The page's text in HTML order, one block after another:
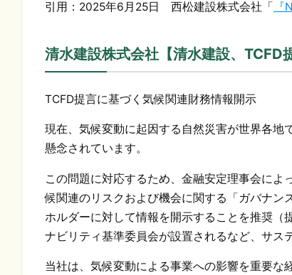
引用：2025年6月25日 西松建設株式会社「
清水建設株式会社【清水建設、TCFD
TCFD提言に基づく気候関連財務情報開示
現在、気候変動に起因する自然災害が世界各
懸念されています。
この問題に対応するため、金融安定理事会に
候関連のリスクおよび機会に関する「ガバナ
ホルダーに対して情報を開示することを推奨
ナビリティ基準委員会が設置されるなど、サス
当社は、気候変動による事業への影響を重要な